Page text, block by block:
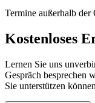
Termine außerhalb
Kostenloses
Lernen Sie uns
Gespräch besprechen
Sie unterstützen